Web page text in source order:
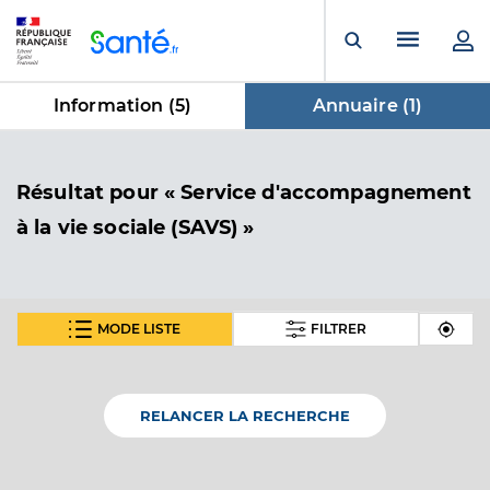
Ouvrir laMenu
Information (5) Annuaire (1)
Résultat dans Annuaire
pour « Service d'accompagnement
à la vie sociale (SAVS) »
MODE LISTE FILTRER
Etablissement de soins
Une offre identifiée :
RELANCER LA RECHERCHE